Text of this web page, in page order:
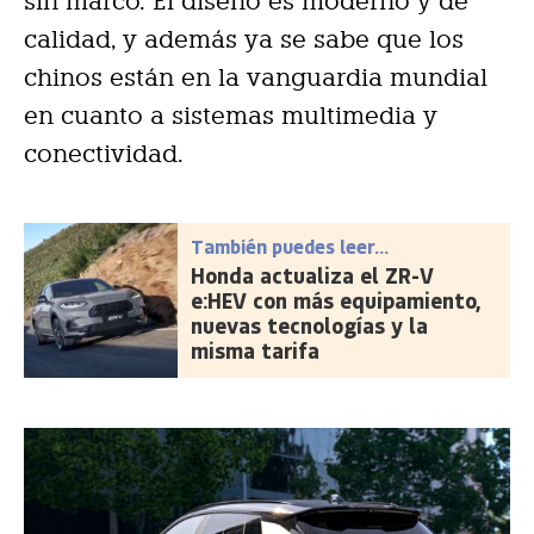
calidad, y además ya se sabe que los
chinos están en la vanguardia mundial
en cuanto a sistemas multimedia y
conectividad.
También puedes leer...
Honda actualiza el ZR-V
e:HEV con más equipamiento,
nuevas tecnologías y la
misma tarifa